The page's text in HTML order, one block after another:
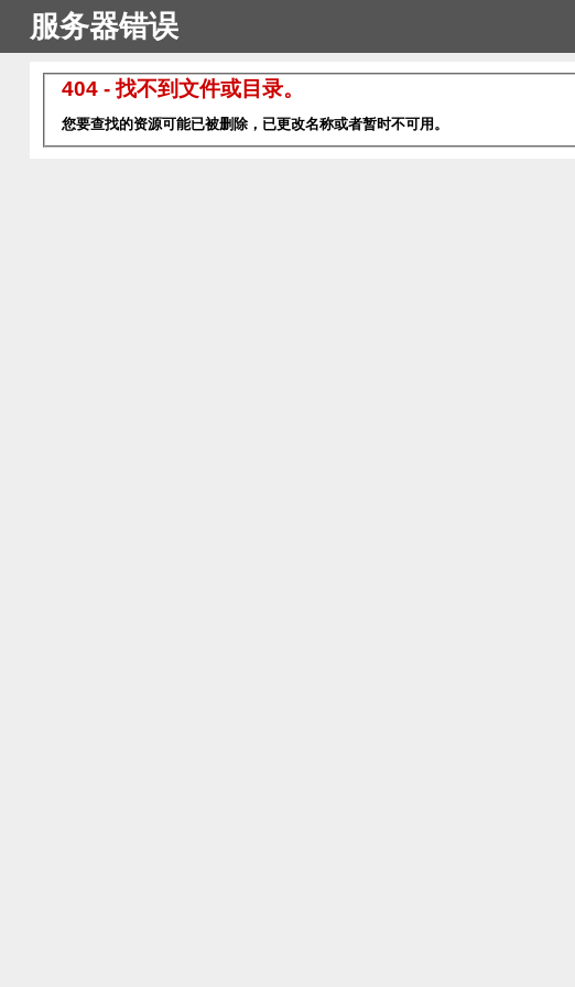
服务器错误
404 - 找不到文件或目录。
您要查找的资源可能已被删除，已更改名称或者暂时不可用。